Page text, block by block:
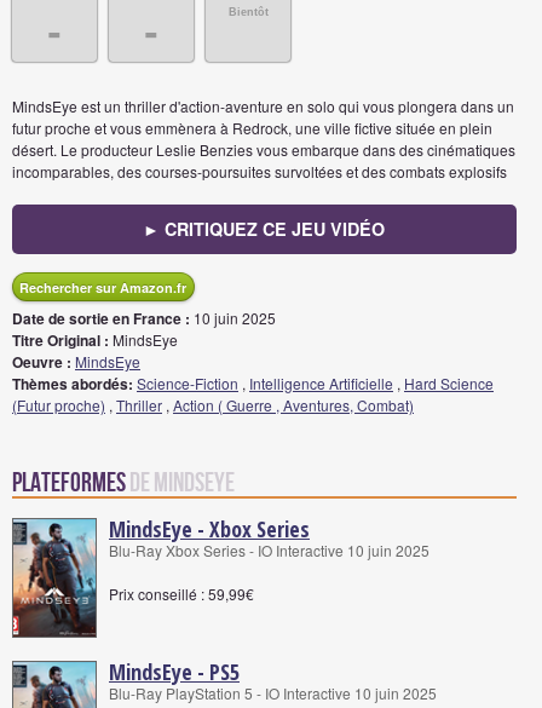
- -
Bientôt
MindsEye est un thriller d'action-aventure en solo qui vous plongera dans un
futur proche et vous emmènera à Redrock, une ville fictive située en plein
désert. Le producteur Leslie Benzies vous embarque dans des cinématiques
incomparables, des courses-poursuites survoltées et des combats explosifs
► CRITIQUEZ CE JEU VIDÉO
Rechercher sur Amazon.fr
Date de sortie en France : 10 juin 2025
Titre Original : MindsEye
Oeuvre : MindsEye
Thèmes abordés: Science-Fiction , Intelligence Artificielle , Hard Science
(Futur proche) , Thriller , Action ( Guerre , Aventures, Combat)
Plateformesde MindsEye
MindsEye - Xbox Series
Blu-Ray Xbox Series - IO Interactive 10 juin 2025
Prix conseillé : 59,99€
MindsEye - PS5
Blu-Ray PlayStation 5 - IO Interactive 10 juin 2025